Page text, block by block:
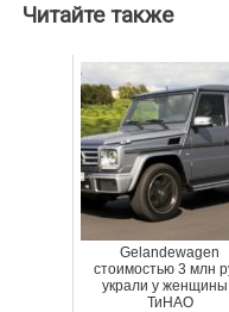
Читайте также
Gelandewagen
стоимостью 3 млн
украли у женщины
ТиНАО